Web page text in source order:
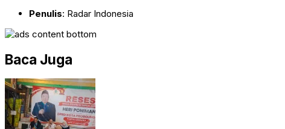
Penulis: Radar Indonesia
Baca Juga